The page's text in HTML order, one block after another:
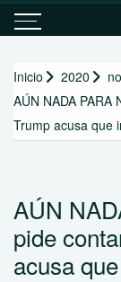
Inicio 2020
AÚN NADA PARA
Trump acusa que
AÚN
pide
acusa